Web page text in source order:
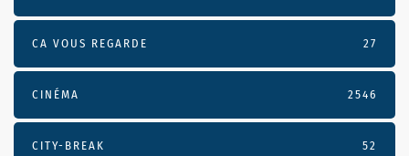
CA VOUS REGARDE 27
CINÉMA 2546
CITY-BREAK 52